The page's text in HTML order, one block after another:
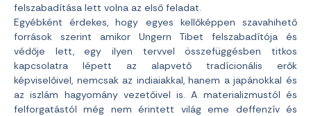
felszabadítása lett volna az első feladat.
Egyébként érdekes, hogy egyes kellőképpen szavahihető
források szerint amikor Ungern Tibet felszabadítója és
védője lett, egy ilyen tervvel összefüggésben titkos
kapcsolatra lépett az alapvető tradícionális erők
képviselőivel, nemcsak az indiaiakkal, hanem a japánokkal és
az iszlám hagyomány vezetőivel is. A materializmustól és
felforgatástól még nem érintett világ eme deffenzív és